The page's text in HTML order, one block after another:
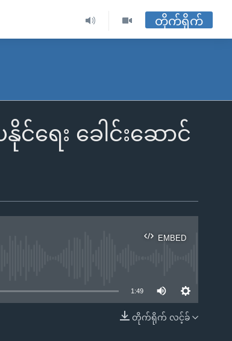
တိုက်ရိုက်
ရေး ခေါင်းဆောင်
EMBED
EMBED
1:49
တိုက်ရိုက် လင့်ခ်